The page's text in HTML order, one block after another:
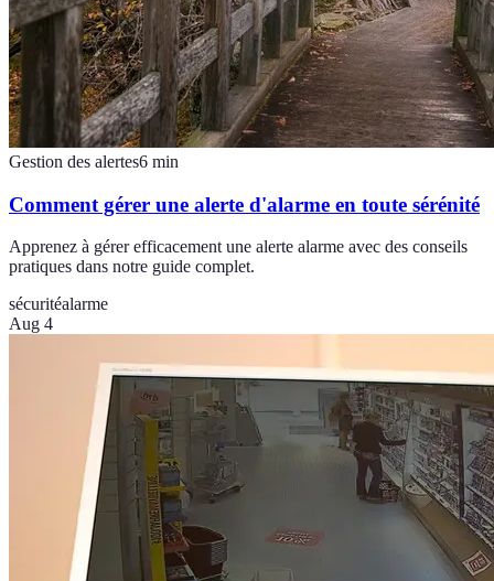
Gestion des alertes6 min
Comment gérer une alerte d'alarme en toute sérénité
Apprenez à gérer efficacement une alerte alarme avec des conseils
pratiques dans notre guide complet.
sécuritéalarme
Aug 4